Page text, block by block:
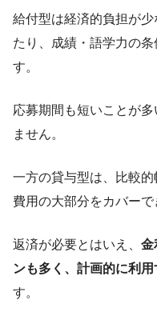
給付型は経済的負担が
たり、成績・語学力の
す。
応募期間も短いことが
ません。
一方の貸与型は、比較
費用の大部分をカバーで
返済が必要とはいえ、 金
ンも多く、計画的に利
す。